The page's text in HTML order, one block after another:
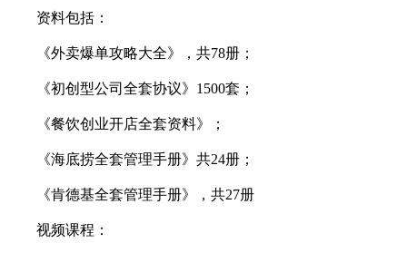
资料包括：
《外卖爆单攻略大全》，共78册；
《初创型公司全套协议》1500套；
《餐饮创业开店全套资料》；
《海底捞全套管理手册》共24册；
《肯德基全套管理手册》，共27册
视频课程：